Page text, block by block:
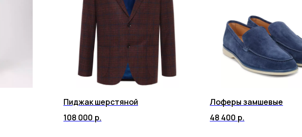
Пиджак шерстяной
108 000 р.
Лоферы замшевые
48 400 р.